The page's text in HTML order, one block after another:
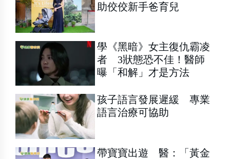
助佼佼新手爸育兒
學《黑暗》女主復仇霸凌
者 3狀態恐不佳！醫師
曝「和解」才是方法
孩子語言發展遲緩 專業
語言治療可協助
帶寶寶出遊 醫：「黃金